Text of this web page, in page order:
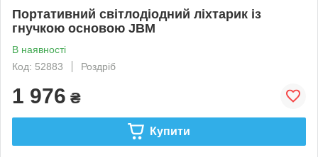
Портативний світлодіодний ліхтарик із
гнучкою основою JBM
В наявності
Код: 52883
Роздріб
1 976 ₴
Купити